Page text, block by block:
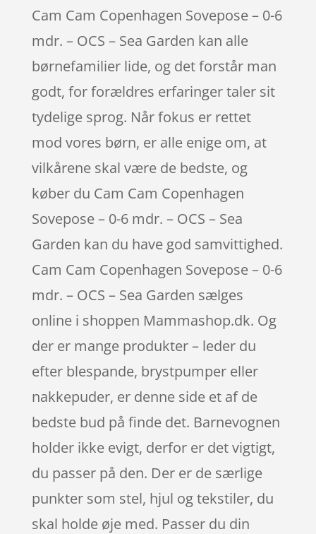
Cam Cam Copenhagen Sovepose – 0-6
mdr. – OCS – Sea Garden kan alle
børnefamilier lide, og det forstår man
godt, for forældres erfaringer taler sit
tydelige sprog. Når fokus er rettet
mod vores børn, er alle enige om, at
vilkårene skal være de bedste, og
køber du Cam Cam Copenhagen
Sovepose – 0-6 mdr. – OCS – Sea
Garden kan du have god samvittighed.
Cam Cam Copenhagen Sovepose – 0-6
mdr. – OCS – Sea Garden sælges
online i shoppen Mammashop.dk. Og
der er mange produkter – leder du
efter blespande, brystpumper eller
nakkepuder, er denne side et af de
bedste bud på finde det. Barnevognen
holder ikke evigt, derfor er det vigtigt,
du passer på den. Der er de særlige
punkter som stel, hjul og tekstiler, du
skal holde øje med. Passer du din